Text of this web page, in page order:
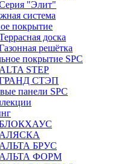
"Элит"
система
покрытие
доска
решётка
покрытие SPC
ALTA STEP
СТЭП
панели SPC
АЛЯСКА
АЛЬТА БРУС
АЛЬТА ФОРМ